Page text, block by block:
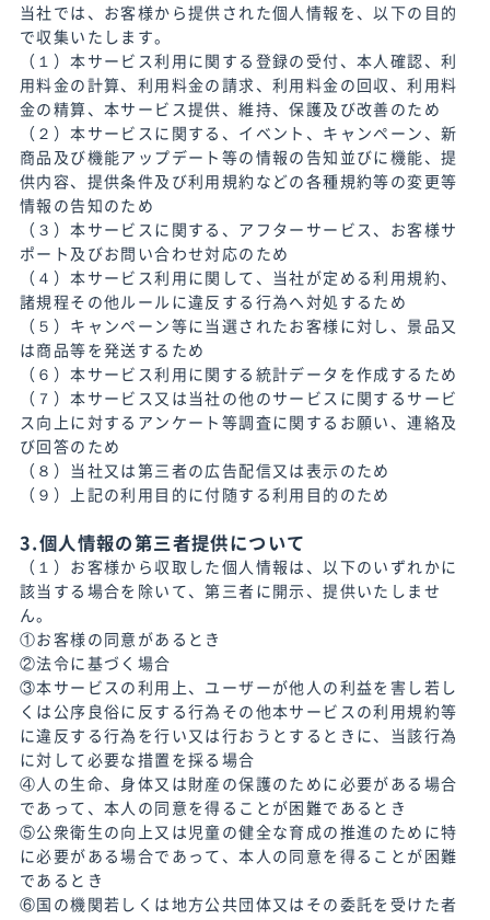
当社では、お客様から提供された個人情報を、以下の目的
で収集いたします。
（１）本サービス利用に関する登録の受付、本人確認、利
用料金の計算、利用料金の請求、利用料金の回収、利用料
金の精算、本サービス提供、維持、保護及び改善のため
（２）本サービスに関する、イベント、キャンペーン、新
商品及び機能アップデート等の情報の告知並びに機能、提
供内容、提供条件及び利用規約などの各種規約等の変更等
情報の告知のため
（３）本サービスに関する、アフターサービス、お客様サ
ポート及びお問い合わせ対応のため
（４）本サービス利用に関して、当社が定める利用規約、
諸規程その他ルールに違反する行為へ対処するため
（５）キャンペーン等に当選されたお客様に対し、景品又
は商品等を発送するため
（６）本サービス利用に関する統計データを作成するため
（７）本サービス又は当社の他のサービスに関するサービ
ス向上に対するアンケート等調査に関するお願い、連絡及
び回答のため
（８）当社又は第三者の広告配信又は表示のため
（９）上記の利用目的に付随する利用目的のため
3.個人情報の第三者提供について
（１）お客様から収取した個人情報は、以下のいずれかに
該当する場合を除いて、第三者に開示、提供いたしませ
ん。
①お客様の同意があるとき
②法令に基づく場合
③本サービスの利用上、ユーザーが他人の利益を害し若し
くは公序良俗に反する行為その他本サービスの利用規約等
に違反する行為を行い又は行おうとするときに、当該行為
に対して必要な措置を採る場合
④人の生命、身体又は財産の保護のために必要がある場合
であって、本人の同意を得ることが困難であるとき
⑤公衆衛生の向上又は児童の健全な育成の推進のために特
に必要がある場合であって、本人の同意を得ることが困難
であるとき
⑥国の機関若しくは地方公共団体又はその委託を受けた者